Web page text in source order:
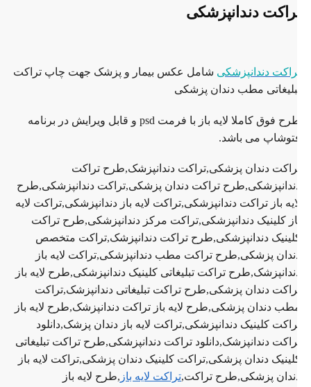
دندانپزشکی
دندانپزشکیشامل عکس بیمار و پزشک جهت چاپ تراکت
مطب دندان پزشکی
طرح فوق کاملا لایه باز با فرمت psd و قابل ویرایش در برنامه
می باشد.
دندان پزشکی,تراکت دندانپزشک,طرح تراکت
تراکت دندان پزشکی,تراکت دندانپزشکی,طرح
باز تراکت دندانپزشکی,تراکت لایه باز دندانپزشکی,تراکت لایه
کلینیک دندانپزشکی,تراکت مرکز دندانپزشکی,طرح تراکت
دندانپزشکی,طرح تراکت دندانپزشک,تراکت متخصص
پزشکی,طرح تراکت مطب دندانپزشکی,تراکت لایه باز
تراکت تبلیغاتی کلینیک دندانپزشکی,طرح لایه باز
دندان پزشکی,طرح تراکت تبلیغاتی دندانپزشک,تراکت
دندان پزشکی,طرح لایه باز تراکت دندانپزشک,طرح لایه باز
کلینیک دندانپزشکی,تراکت لایه باز دندان پزشک,دانلود
دندانپزشک,دانلود تراکت دندانپزشکی,طرح تراکت تبلیغاتی
دندان پزشکی,تراکت کلینیک دندان پزشکی,تراکت لایه باز
پزشکی,طرح تراکت,تراکت لایه باز ,طرح لایه باز